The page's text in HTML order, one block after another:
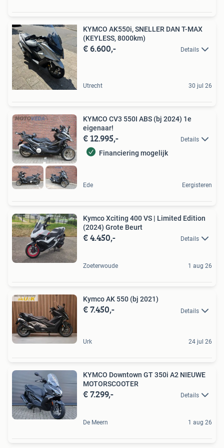
KYMCO AK550i, SNELLER DAN T-MAX
(KEYLESS, 8000km)
€ 6.600,- Details
Utrecht 30 jul 26
KYMCO CV3 550I ABS (bj 2024) 1e
eigenaar!
€ 12.995,- Details
Financiering mogelijk
Ede Eergisteren
Kymco Xciting 400 VS | Limited Edition
(2024) Grote Beurt
€ 4.450,- Details
Zoeterwoude 1 aug 26
Kymco AK 550 (bj 2021)
€ 7.450,- Details
Urk 24 jul 26
KYMCO Downtown GT 350i A2 NIEUWE
MOTORSCOOTER
€ 7.299,- Details
De Meern 1 aug 26